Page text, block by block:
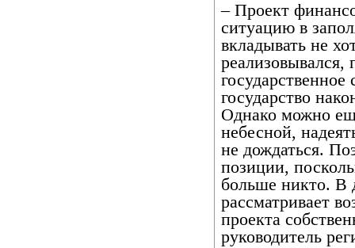
– Проект
ситуацию в
вкладывать не
реализовывался,
государство
Однако можно
небесной,
не дождаться.
позиции,
больше никто.
рассматривает
проекта
руководитель